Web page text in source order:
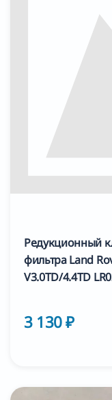
Редукционный
фильтра Land
V3.0TD/4.4TD
3 130 ₽